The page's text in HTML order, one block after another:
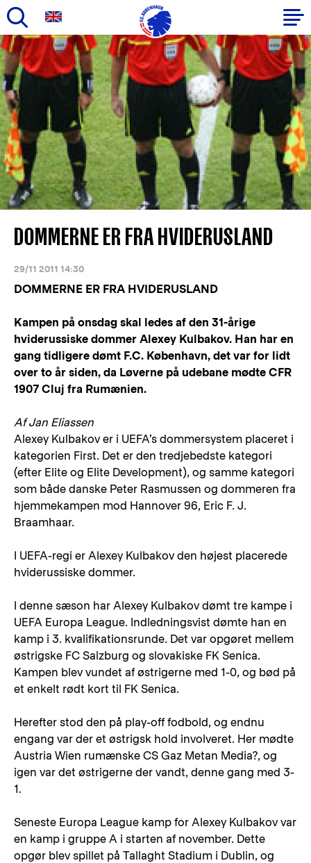
Gå
til
hovedindhold
Primær
navigation
DOMMERNE ER FRA HVIDERUSLAND
29/11 2011 14:30
DOMMERNE ER FRA HVIDERUSLAND
Kampen på onsdag skal ledes af den 31-årige
hviderussiske dommer Alexey Kulbakov. Han har en
gang tidligere dømt F.C. København, det var for lidt
over to år siden, da Løverne på udebane mødte CFR
1907 Cluj fra Rumænien.
Af Jan Eliassen
Alexey Kulbakov er i UEFA’s dommersystem placeret i
kategorien First. Det er den tredjebedste kategori
(efter Elite og Elite Development), og samme kategori
som både danske Peter Rasmussen og dommeren fra
hjemmekampen mod Hannover 96, Eric F. J.
Braamhaar.
I UEFA-regi er Alexey Kulbakov den højest placerede
hviderussiske dommer.
I denne sæson har Alexey Kulbakov dømt tre kampe i
UEFA Europa League. Indledningsvist dømte han en
kamp i 3. kvalifikationsrunde. Det var opgøret mellem
østrigske FC Salzburg og slovakiske FK Senica.
Kampen blev vundet af østrigerne med 1-0, og bød på
et enkelt rødt kort til FK Senica.
Herefter stod den på play-off fodbold, og endnu
engang var der et østrigsk hold involveret. Her mødte
Austria Wien rumænske CS Gaz Metan Media?, og
igen var det østrigerne der vandt, denne gang med 3-
1.
Seneste Europa League kamp for Alexey Kulbakov var
en kamp i gruppe A i starten af november. Dette
opgør blev spillet på Tallaght Stadium i Dublin, og